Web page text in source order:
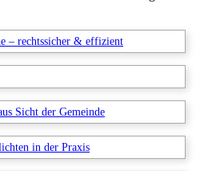
– rechtssicher & effizient
Sicht der Gemeinde
in der Praxis